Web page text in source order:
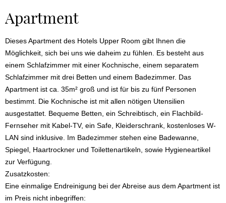
Apartment
Dieses Apartment des Hotels Upper Room gibt Ihnen die
Möglichkeit, sich bei uns wie daheim zu fühlen. Es besteht aus
einem Schlafzimmer mit einer Kochnische, einem separatem
Schlafzimmer mit drei Betten und einem Badezimmer. Das
Apartment ist ca. 35m² groß und ist für bis zu fünf Personen
bestimmt. Die Kochnische ist mit allen nötigen Utensilien
ausgestattet. Bequeme Betten, ein Schreibtisch, ein Flachbild-
Fernseher mit Kabel-TV, ein Safe, Kleiderschrank, kostenloses W-
LAN sind inklusive. Im Badezimmer stehen eine Badewanne,
Spiegel, Haartrockner und Toilettenartikeln, sowie Hygieneartikel
zur Verfügung.
Zusatzkosten:
Eine einmalige Endreinigung bei der Abreise aus dem Apartment ist
im Preis nicht inbegriffen: